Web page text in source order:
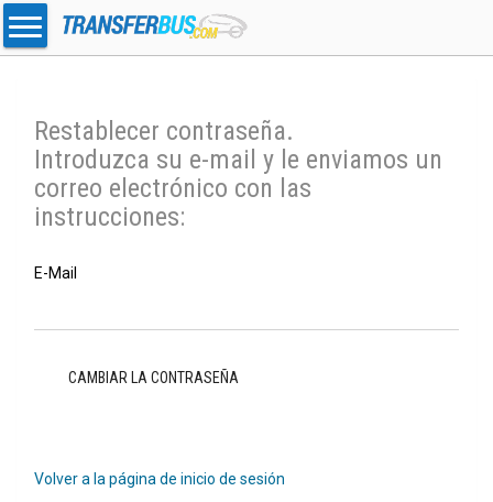
Restablecer contraseña.
Introduzca su e-mail y le enviamos un
correo electrónico con las
instrucciones:
E-Mail
Volver a la página de inicio de sesión